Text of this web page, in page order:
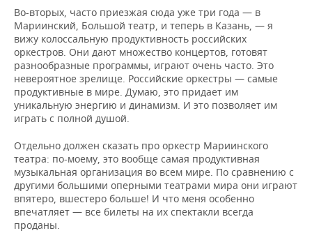
Во-вторых, часто приезжая сюда уже три года — в
Мариинский, Большой театр, и теперь в Казань, — я
вижу колоссальную продуктивность российских
оркестров. Они дают множество концертов, готовят
разнообразные программы, играют очень часто. Это
невероятное зрелище. Российские оркестры — самые
продуктивные в мире. Думаю, это придает им
уникальную энергию и динамизм. И это позволяет им
играть с полной душой.
Отдельно должен сказать про оркестр Мариинского
театра: по-моему, это вообще самая продуктивная
музыкальная организация во всем мире. По сравнению с
другими большими оперными театрами мира они играют
впятеро, вшестеро больше! И что меня особенно
впечатляет — все билеты на их спектакли всегда
проданы.